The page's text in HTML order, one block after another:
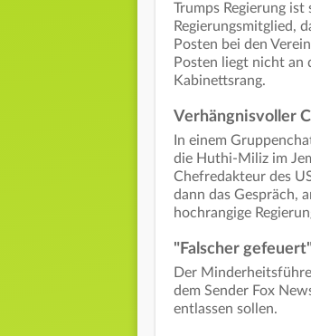
Trumps Regierung
Regierungsmitglied,
Posten bei den
Posten liegt nicht an
Kabinettsrang.
Verhängnisvoller
In einem
die Huthi-Miliz im
Chefredakteur des
dann das Gespräch,
hochrangige
"Falscher
Der
dem Sender Fox
entlassen sollen.